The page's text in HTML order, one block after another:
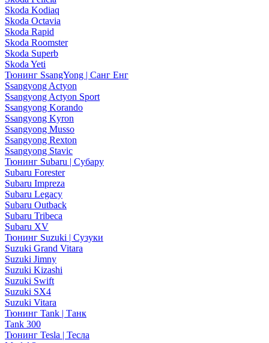
Skoda Kodiaq
Skoda Octavia
Skoda Rapid
Skoda Roomster
Skoda Superb
Skoda Yeti
Тюнинг SsangYong | Санг Енг
Ssangyong Actyon
Ssangyong Actyon Sport
Ssangyong Korando
Ssangyong Kyron
Ssangyong Musso
Ssangyong Rexton
Ssangyong Stavic
Тюнинг Subaru | Субару
Subaru Forester
Subaru Impreza
Subaru Legacy
Subaru Outback
Subaru Tribeca
Subaru XV
Тюнинг Suzuki | Сузуки
Suzuki Grand Vitara
Suzuki Jimny
Suzuki Kizashi
Suzuki Swift
Suzuki SX4
Suzuki Vitara
Тюнинг Tank | Танк
Tank 300
Тюнинг Tesla | Тесла